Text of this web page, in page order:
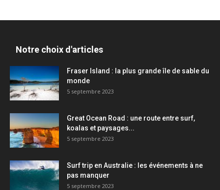
Notre choix d'articles
Fraser Island : la plus grande île de sable du
monde
5 septembre 2023
Great Ocean Road : une route entre surf,
koalas et paysages...
5 septembre 2023
Surf trip en Australie : les événements à ne
pas manquer
5 septembre 2023